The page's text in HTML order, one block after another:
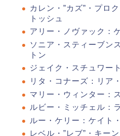
カレン・”カズ”・プロ
トッシュ
アリー・ノヴァック：
ソニア・スティーブン
トン
ジェイク・スチュワー
リタ・コナーズ：リア
マリー・ウィンター：
ルビー・ミッチェル：
ルー・ケリー：ケイト
レベル・”レブ”・キー